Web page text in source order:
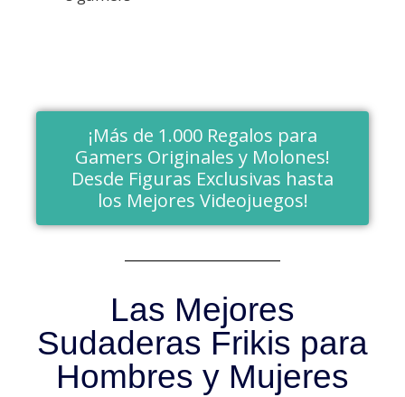
¡Más de 1.000 Regalos para
Gamers Originales y Molones!
Desde Figuras Exclusivas hasta
los Mejores Videojuegos!
Las Mejores
Sudaderas Frikis para
Hombres y Mujeres